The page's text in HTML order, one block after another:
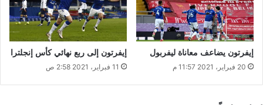
إيفرتون يضاعف معاناة ليفربول
20 فبراير، 2021 11:57 م
إيفرتون إلى ربع نهائي كأس إنجلترا
11 فبراير، 2021 2:58 ص